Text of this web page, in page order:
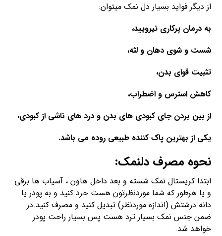
از دیگر فواید بسیار دل نمک میتوان:
به درمان پرکاری تیرویید،
شست و شوی دهان و لثه،
تثبیت قوای بدن،
کاهش استرس و اضطراب،
از بین بردن جای کبودی های بدن و درد های ناشی از کبودی،
یکی از بهترین پاک کننده طبیعی روده می باشد.
نحوه مصرف دلنمک:
ابتدا کریستال نمک شسته و بعد داخل هاون ، آسیاب ها برقی
و یا هرطور که شما موردنظرتون هست خرد کنید و به پودر یا
دانه درشتش (اندازه موردنظر) تبدیل کنید و مصرف کنید.در
ضمن جنس نمک بسیار ترد هست پس بسیار راحت پودر
خواهد شد.